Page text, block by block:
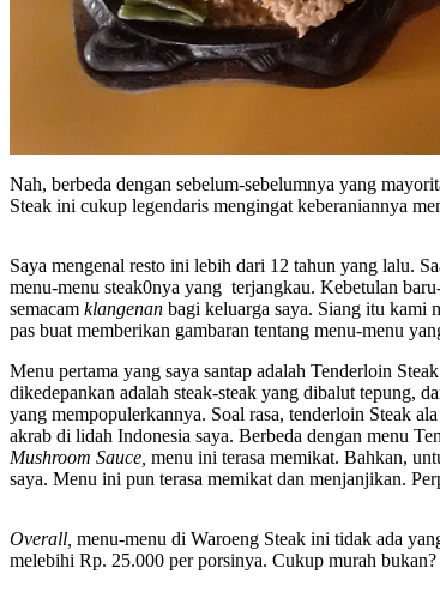
Nah, berbeda dengan sebelum-sebelumnya yang
Steak ini cukup legendaris mengingat keberaniannya
Saya mengenal resto ini lebih dari 12 tahun yang lalu.
menu-menu steak0nya yang terjangkau. Kebetulan
semacam klangenan bagi keluarga saya. Siang itu kami
pas buat memberikan gambaran tentang menu-menu
Menu pertama yang saya santap adalah Tenderloin
dikedepankan adalah steak-steak yang dibalut tepung,
yang mempopulerkannya. Soal rasa, tenderloin Steak
akrab di lidah Indonesia saya. Berbeda dengan menu
Mushroom Sauce, menu ini terasa memikat. Bahkan,
saya. Menu ini pun terasa memikat dan menjanjikan.
Overall, menu-menu di Waroeng Steak ini tidak ada
melebihi Rp. 25.000 per porsinya. Cukup murah bukan?